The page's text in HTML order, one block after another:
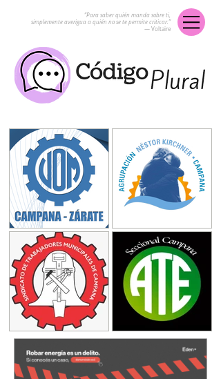
“Para saber quién manda sobre ti,
simplemente averigua a quién no se te permite criticar.”
― Voltaire